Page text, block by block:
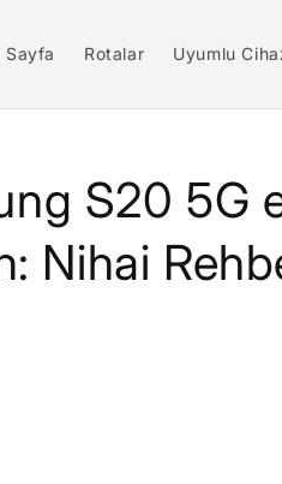
Sayfa Rotalar Uyumlu
S20 5G
Nihai